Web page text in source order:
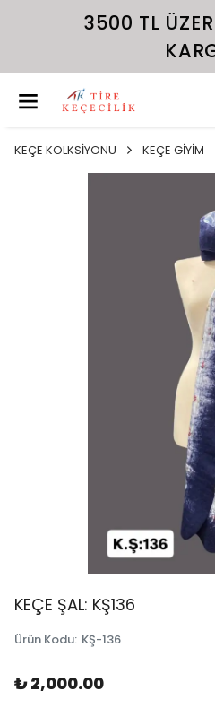
3500 TL
KEÇE KOLKSİYONU KEÇE GİYİM
KEÇE ŞAL: KŞ136
Ürün Kodu: KŞ-136
₺ 2,000.00